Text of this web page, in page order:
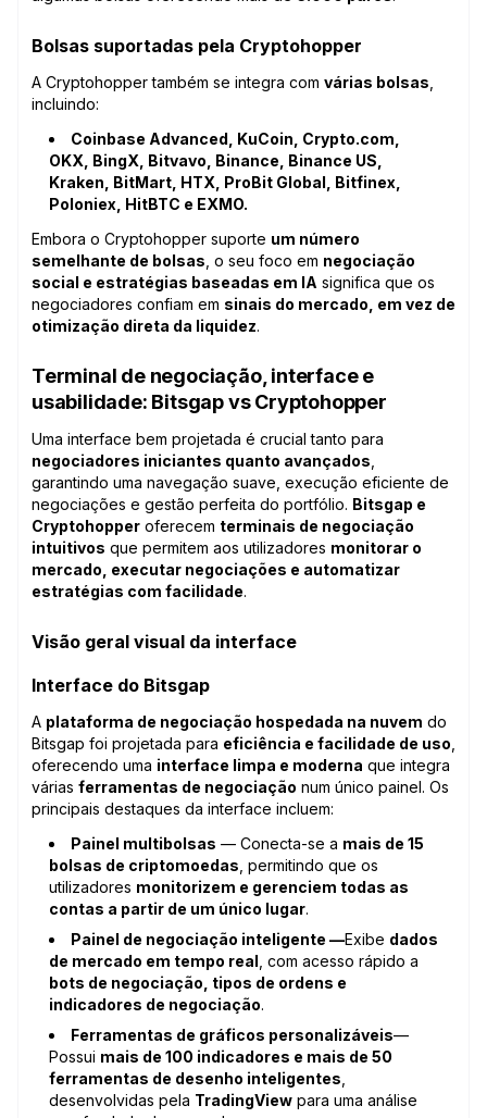
Bolsas suportadas pela Cryptohopper
A Cryptohopper também se integra com várias bolsas
incluindo:
Coinbase Advanced, KuCoin, Crypto.com,
OKX, BingX, Bitvavo, Binance, Binance US,
Kraken, BitMart, HTX, ProBit Global, Bitfinex,
Poloniex, HitBTC e EXMO.
Embora o Cryptohopper suporte um número
semelhante de bolsas , o seu foco em negociação
social e estratégias baseadas em IA significa que os
negociadores confiam em sinais do mercado, em vez de
otimização direta da liquidez.
Terminal de negociação, interface e
usabilidade: Bitsgap vs Cryptohopper
Uma interface bem projetada é crucial tanto para
negociadores iniciantes quanto avançados
garantindo uma navegação suave, execução eficiente de
negociações e gestão perfeita do portfólio. Bitsgap e
Cryptohopper oferecem terminais de negociação
intuitivos que permitem aos utilizadores monitorar o
mercado, executar negociações e automatizar
estratégias com facilidade.
Visão geral visual da interface
Interface do Bitsgap
A plataforma de negociação hospedada na nuvem do
Bitsgap foi projetada para eficiência e facilidade de uso
oferecendo uma interface limpa e moderna que integra
várias ferramentas de negociação num único painel. Os
principais destaques da interface incluem:
Painel multibolsas — Conecta-se a mais de 15
bolsas de criptomoedas , permitindo que os
utilizadores monitorizem e gerenciem todas as
contas a partir de um único lugar.
Painel de negociação inteligente —Exibe dados
de mercado em tempo real , com acesso rápido a
bots de negociação, tipos de ordens e
indicadores de negociação.
Ferramentas de gráficos personalizáveis—
Possui mais de 100 indicadores e mais de 50
ferramentas de desenho inteligentes
desenvolvidas pela TradingView para uma análise